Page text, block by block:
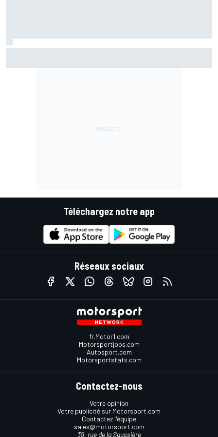
Téléchargez notre app
Réseaux sociaux
fr.Motor1.com
Motorsportjobs.com
Autosport.com
Motorsportstats.com
Contactez-nous
Votre opinion
Votre publicité sur Motorsport.com
Contactez l'équipe
sales@motorsport.com
39, rue de la Saussière